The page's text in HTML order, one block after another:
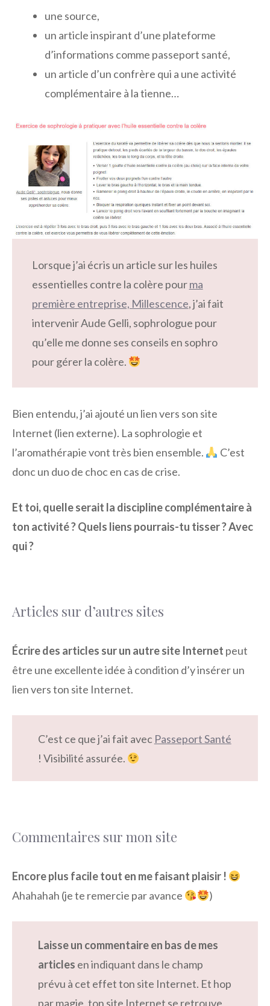
une source,
un article inspirant d’une plateforme
d’informations comme passeport santé,
un article d’un confrère qui a une activité
complémentaire à la tienne…
Lorsque j’ai écris un article sur les huiles
essentielles contre la colère pourma
première entreprise, Millescence, j’ai fait
intervenir Aude Gelli, sophrologue pour
qu’elle me donne ses conseils en sophro
pour gérer la colère.
Bien entendu, j’ai ajouté un lien vers son site
Internet (lien externe). La sophrologie et
l’aromathérapie vont très bien ensemble.
C’est
donc un duo de choc en cas de crise.
Et toi, quelle serait la discipline complémentaire à
ton activité ? Quels liens pourrais-tu tisser ? Avec
qui ?
Articles sur d’autres sites
Écrire des articles sur un autre site Internet peut
être une excellente idée à condition d’y insérer un
lien vers ton site Internet.
C’est ce que j’ai fait avec Passeport Santé
! Visibilité assurée.
Commentaires sur mon site
Encore plus facile tout en me faisant plaisir !
Ahahahah (je te remercie par avance
)
Laisse un commentaire en bas de mes
articles en indiquant dans le champ
prévu à cet effet ton site Internet. Et hop
par magie, ton site Internet se retrouve